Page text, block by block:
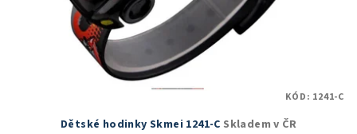
Dětské hodinky Skmei 1241-C Skladem v ČR
KÓD: 1241-C